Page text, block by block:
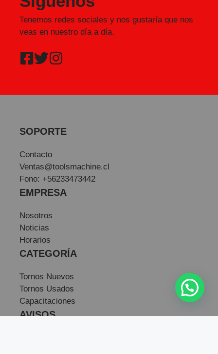
Tenemos redes sociales y nos gustaría que nos
veas en nuestro día a día.
SOPORTE
Contacto
Ventas@toolsmachine.cl
Fono: +56233473442
EMPRESA
Nosotros
Noticias
Horarios
CATEGORÍA
Tornos Nuevos
Tornos Usados
Capacitaciones
AVISOS